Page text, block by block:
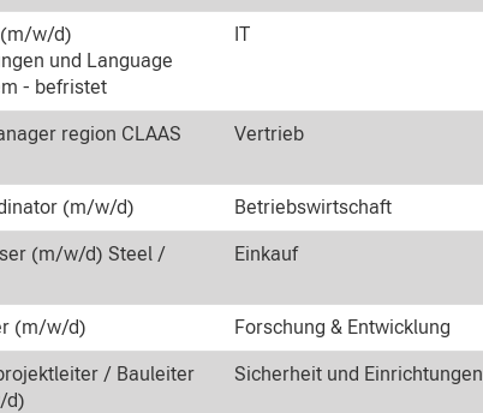
(m/w/d)
und Language
- befristet
IT
region CLAAS
Vertrieb
(m/w/d) Betriebswirtschaft
(m/w/d) Steel /
Einkauf
(m/w/d) Forschung & Entwicklung
/ Bauleiter
d)
Sicherheit und Einrichtungen